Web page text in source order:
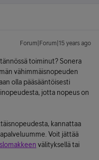
Forum|Forum|15 years ago
toiminut? Sonera
vähimmäisnopeuden
olla pääsääntöisesti
jotta nopeus on
kannattaa
Voit jättää
välityksellä tai